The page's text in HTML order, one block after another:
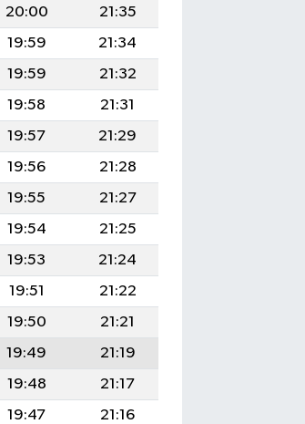
20:00
21:35
19:59
21:34
19:59
21:32
19:58
21:31
19:57
21:29
19:56
21:28
19:55
21:27
19:54
21:25
19:53
21:24
19:51
21:22
19:50
21:21
19:49
21:19
19:48
21:17
19:47
21:16